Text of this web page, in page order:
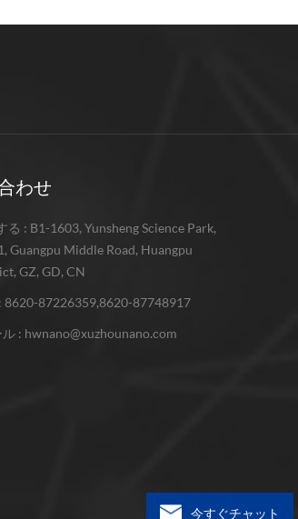
わせ
る : B1-1603, Yunsheng Science Park,
Guangpu Middle Road, Huangpu
GZ, GD, CN
8620-87226359,8620-87748917
: hwnano@xuzhounano.com
今すぐチャット